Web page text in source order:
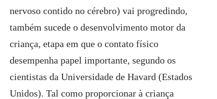
nervoso contido no cérebro) vai progredindo,
também sucede o desenvolvimento motor da
criança, etapa em que o contato físico
desempenha papel importante, segundo os
cientistas da Universidade de Havard (Estados
Unidos). Tal como proporcionar à criança